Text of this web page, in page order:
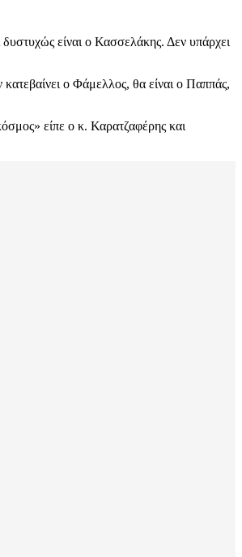
είναι ο Κασσελάκης. Δεν υπάρχει
ο Φάμελλος, θα είναι ο Παππάς,
είπε ο κ. Καρατζαφέρης και